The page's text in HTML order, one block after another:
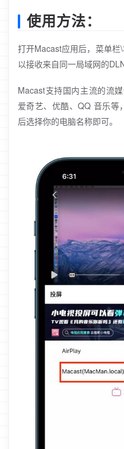
使用方法：
打开Macast应用后，菜单
以接收来自同一局域网的
Macast支持国内主流的流
爱奇艺、优酷、QQ 音乐等
后选择你的电脑名称即可。